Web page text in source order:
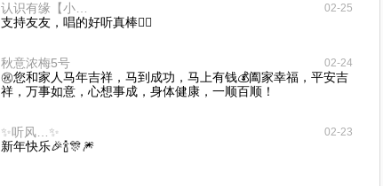
02-25
支持友友，唱的好听真棒👍🏻
秋意浓梅5号 02-24
㊗️您和家人马年吉祥，马到成功，马上有钱💰阖家幸福，平安吉
祥，万事如意，心想事成，身体健康，一顺百顺！
✨听风…✨ 02-23
新年快乐🎉🍾🎊🎆